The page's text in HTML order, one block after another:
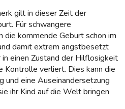
gilt in dieser Zeit der
Für schwangere
die kommende Geburt schon im
damit extrem angstbesetzt
einen Zustand der Hilflosigkeit
Kontrolle verliert. Dies kann die
und eine Auseinandersetzung
ihr Kind auf die Welt bringen